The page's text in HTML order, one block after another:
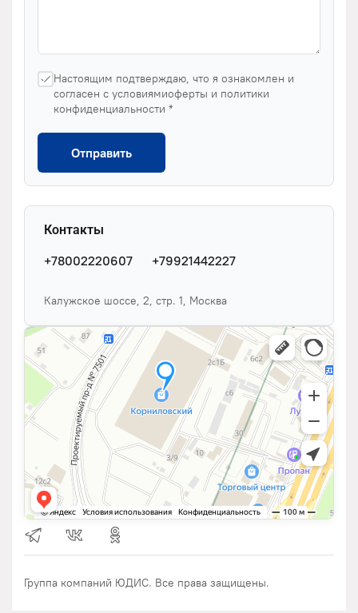
Настоящим подтверждаю, что я ознакомлен и
согласен с условиямиоферты и политики
конфиденциальности *
Отправить
Контакты
+78002220607 +79921442227
Калужское шоссе, 2, стр. 1, Москва
Группа компаний ЮДИС. Все права защищены.